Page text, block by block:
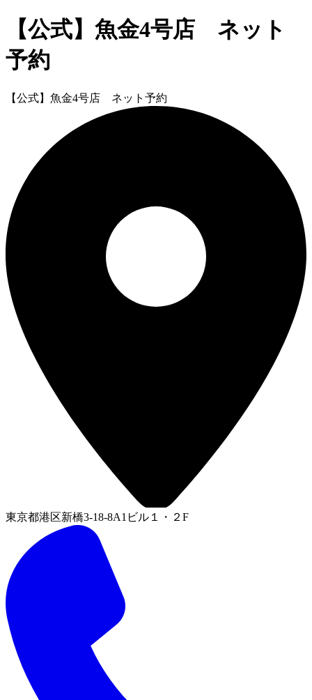
【公式】魚金4号店 ネット
予約
【公式】魚金4号店 ネット予約
東京都港区新橋3-18-8A1ビル１・２F